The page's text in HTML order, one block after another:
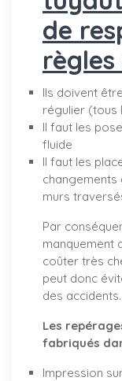
de
règles
Ils doivent
régulier (tous
Il faut les
fluide
Il faut les
murs
Par
manquement
coûter très
peut donc
des accidents.
Les
fabriqués
Impression